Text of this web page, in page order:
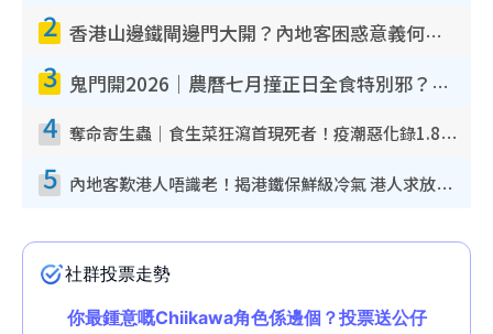
2 香港山邊鐵閘邊門大開？內地客困惑意義何在！網民神回覆：呢種叫法理性防禦
3 鬼門開2026｜農曆七月撞正日全食特別邪？專家警告切忌做一事！揭4大禁忌+2招保平安
4 奪命寄生蟲｜食生菜狂瀉首現死者！疫潮惡化錄1.8萬宗病例 揭洗菜3大謬誤
5 內地客歎港人唔識老！揭港鐵保鮮級冷氣 港人求放過：咪投訴